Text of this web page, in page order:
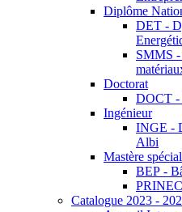
Diplôme
DET -
SMMS -
Doctorat
DOCT -
Ingénieur
INGE -
Albi
Mastère
BEP -
Catalogue 2023 -